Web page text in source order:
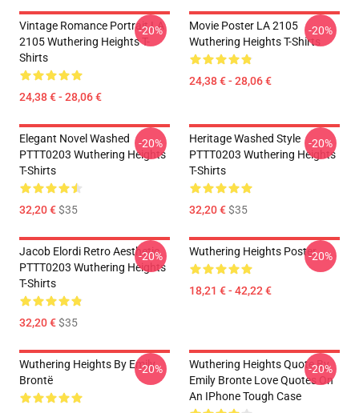
Vintage Romance Portrait LA
2105 Wuthering Heights T-
Shirts
24,38 € - 28,06 €
-20%
Movie Poster LA 2105
Wuthering Heights T-Shirts
24,38 € - 28,06 €
-20%
Elegant Novel Washed
PTTT0203 Wuthering Heights
T-Shirts
32,20 €$35
-20%
Heritage Washed Style
PTTT0203 Wuthering Heights
T-Shirts
32,20 €$35
-20%
Jacob Elordi Retro Aesthetic
PTTT0203 Wuthering Heights
T-Shirts
32,20 €$35
-20% Wuthering Heights Poster
18,21 € - 42,22 €
-20%
Wuthering Heights By Emily
Brontë
-20%
Wuthering Heights Quote By
Emily Bronte Love Quotes On
An IPhone Tough Case
-20%